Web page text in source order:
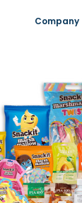
Company